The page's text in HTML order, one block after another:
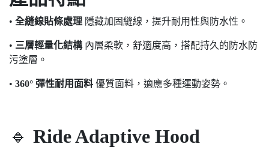
• 全縫線貼條處理 隱藏加固縫線，提升耐用性與防水性。
• 三層輕量化結構內層柔軟，舒適度高，搭配持久的防水防
污塗層。
• 360° 彈性耐用面料 優質面料，適應多種運動姿勢。
🔹 Ride Adaptive Hood